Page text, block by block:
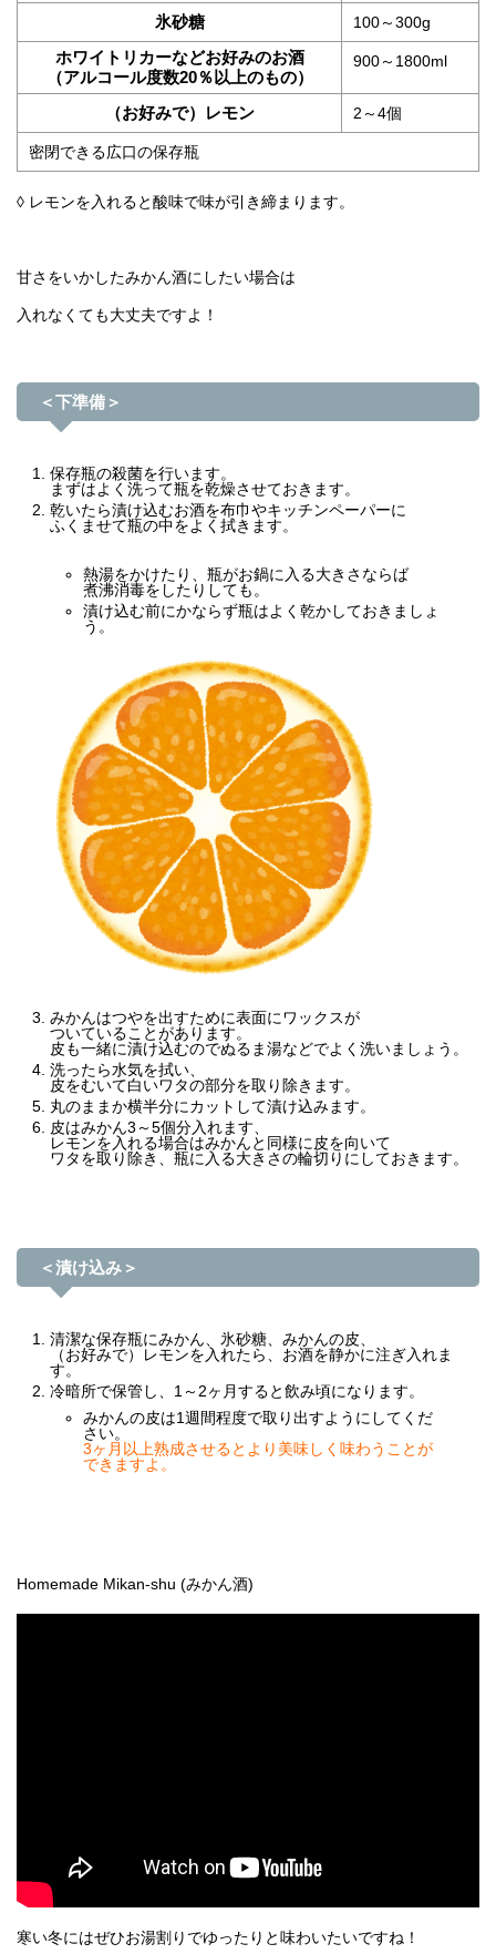
氷砂糖 100～300g
ホワイトリカーなどお好みのお酒
（アルコール度数20％以上のもの）
900～1800ml
（お好みで）レモン 2～4個
密閉できる広口の保存瓶
◊ レモンを入れると酸味で味が引き締まります。
甘さをいかしたみかん酒にしたい場合は
入れなくても大丈夫ですよ！
＜下準備＞
保存瓶の殺菌を行います。
まずはよく洗って瓶を乾燥させておきます。
乾いたら漬け込むお酒を布巾やキッチンペーパーに
ふくませて瓶の中をよく拭きます。
熱湯をかけたり、瓶がお鍋に入る大きさならば
煮沸消毒をしたりしても。
漬け込む前にかならず瓶はよく乾かしておきましょ
う。
みかんはつやを出すために表面にワックスが
ついていることがあります。
皮も一緒に漬け込むのでぬるま湯などでよく洗いましょう。
洗ったら水気を拭い、
皮をむいて白いワタの部分を取り除きます。
丸のままか横半分にカットして漬け込みます。
皮はみかん3～5個分入れます、
レモンを入れる場合はみかんと同様に皮を向いて
ワタを取り除き、瓶に入る大きさの輪切りにしておきます。
＜漬け込み＞
清潔な保存瓶にみかん、氷砂糖、みかんの皮、
（お好みで）レモンを入れたら、お酒を静かに注ぎ入れま
す。
冷暗所で保管し、1～2ヶ月すると飲み頃になります。
みかんの皮は1週間程度で取り出すようにしてくだ
さい。
3ヶ月以上熟成させるとより美味しく味わうことが
できますよ。
Homemade Mikan-shu (みかん酒)
寒い冬にはぜひお湯割りでゆったりと味わいたいですね！